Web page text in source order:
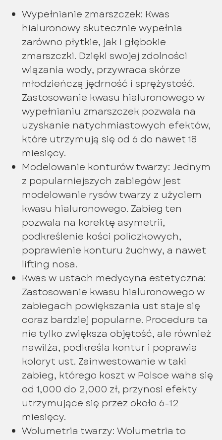
Wypełnianie zmarszczek: Kwas
hialuronowy skutecznie wypełnia
zarówno płytkie, jak i głębokie
zmarszczki. Dzięki swojej zdolności
wiązania wody, przywraca skórze
młodzieńczą jędrność i sprężystość.
Zastosowanie kwasu hialuronowego w
wypełnianiu zmarszczek pozwala na
uzyskanie natychmiastowych efektów,
które utrzymują się od 6 do nawet 18
miesięcy.
Modelowanie konturów twarzy: Jednym
z popularniejszych zabiegów jest
modelowanie rysów twarzy z użyciem
kwasu hialuronowego. Zabieg ten
pozwala na korektę asymetrii,
podkreślenie kości policzkowych,
poprawienie konturu żuchwy, a nawet
lifting nosa.
Kwas w ustach medycyna estetyczna:
Zastosowanie kwasu hialuronowego w
zabiegach powiększania ust staje się
coraz bardziej popularne. Procedura ta
nie tylko zwiększa objętość, ale również
nawilża, podkreśla kontur i poprawia
koloryt ust. Zainwestowanie w taki
zabieg, którego koszt w Polsce waha się
od 1,000 do 2,000 zł, przynosi efekty
utrzymujące się przez około 6-12
miesięcy.
Wolumetria twarzy: Wolumetria to